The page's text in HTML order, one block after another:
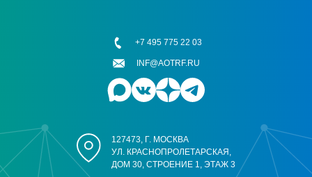
127473, Г. МОСКВА
УЛ. КРАСНОПРОЛЕТАРСКАЯ,
ДОМ 30, СТРОЕНИЕ 1, ЭТАЖ 3
+7 495 775 22 03
INF@AOTRF.RU